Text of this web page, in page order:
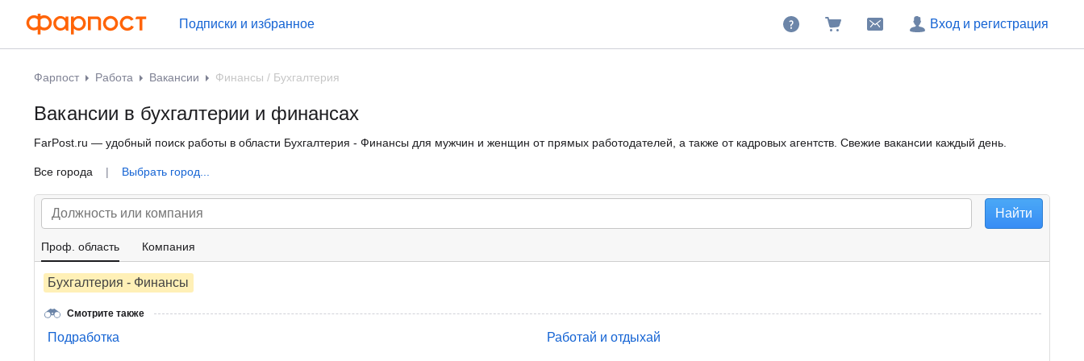
Подписки и избранное Вход и регистрация
Фарпост Работа Вакансии Финансы / Бухгалтерия
Вакансии в бухгалтерии и финансах
FarPost.ru — удобный поиск работы в области Бухгалтерия - Финансы для мужчин и женщин от прямых работодателей, а также от кадровых агентств. Свежие вакансии каждый день.
Все города | Выбрать город...
Проф. область Компания
Бухгалтерия - Финансы
Смотрите также
Подработка Работай и отдыхай